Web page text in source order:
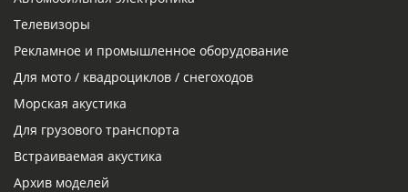
Телевизоры
Рекламное и промышленное оборудование
Для мото / квадроциклов / снегоходов
Морская акустика
Для грузового транспорта
Встраиваемая акустика
Архив моделей